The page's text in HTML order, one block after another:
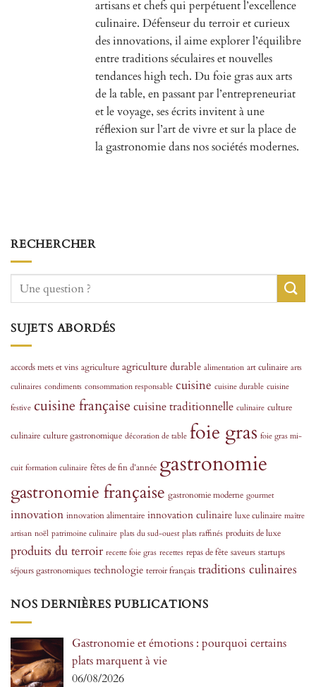
artisans et chefs qui perpétuent l’excellence
culinaire. Défenseur du terroir et curieux
des innovations, il aime explorer l’équilibre
entre traditions séculaires et nouvelles
tendances high tech. Du foie gras aux arts
de la table, en passant par l’entrepreneuriat
et le voyage, ses écrits invitent à une
réflexion sur l’art de vivre et sur la place de
la gastronomie dans nos sociétés modernes.
RECHERCHER
SUJETS ABORDÉS
accords mets et vins agriculture agriculture durable alimentation art culinaire arts
culinaires condiments consommation responsable cuisine cuisine durable cuisine
festive cuisine française cuisine traditionnelle culinaire culture
culinaire culture gastronomique décoration de table foie gras foie gras mi-
cuit formation culinaire fêtes de fin d’année gastronomie
gastronomie française gastronomie moderne gourmet
innovation innovation alimentaire innovation culinaire luxe culinaire maître
artisan noël patrimoine culinaire plats du sud-ouest plats raffinés produits de luxe
produits du terroir recette foie gras recettes repas de fête saveurs startups
séjours gastronomiques technologie terroir français traditions culinaires
NOS DERNIÈRES PUBLICATIONS
Gastronomie et émotions : pourquoi certains
plats marquent à vie
06/08/2026